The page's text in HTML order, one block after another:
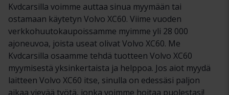
Kvdcarsilla voimme auttaa sinua myymään tai
ostamaan käytetyn Volvo XC60. Viime vuoden
verkkohuutokaupoissamme myimme yli 28 000
ajoneuvoa, joista useat olivat Volvo XC60. Me
Kvdcarsilla osaamme tehdä tuotteen Volvo XC60
myymisestä yksinkertaista ja helppoa. Jos aiot myydä
laitteen Volvo XC60 itse, sinulla on edessäsi paljon
aikaa vievää työtä, jonka voimme hoitaa puolestasi!